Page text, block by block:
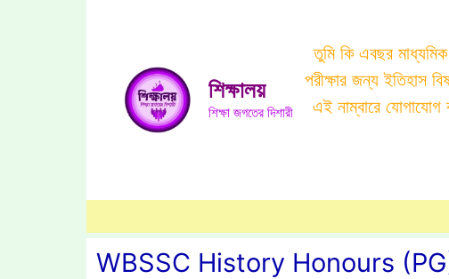
শিক্ষালয়
শিক্ষা জগতের দিশারী
তুমি কি এবছর
পরীক্ষার জন্য ইতিহাস
এই নাম্বারে
WBSSC History Honours